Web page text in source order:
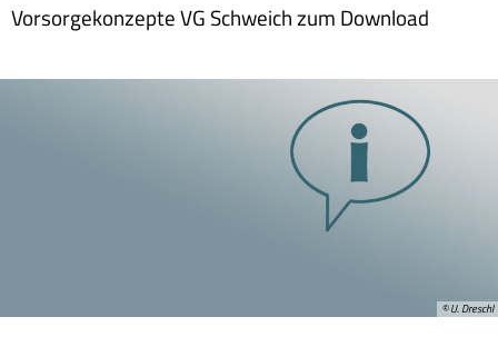
Vorsorgekonzepte VG Schweich zum Download
© U. Dreschl